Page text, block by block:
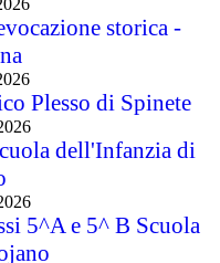
storica -
Plesso di Spinete
dell'Infanzia di
5^A e 5^ B Scuola